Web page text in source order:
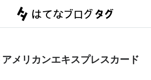
アメリカンエキスプレスカード